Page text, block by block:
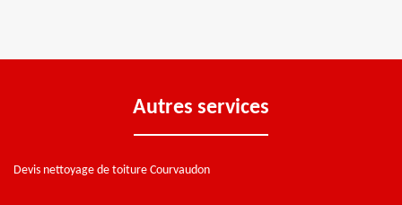
Autres services
Devis nettoyage de toiture Courvaudon